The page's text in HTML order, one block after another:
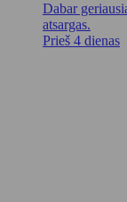
Dabar
atsargas.
Prieš 4 dienas